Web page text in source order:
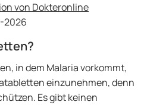
von Dokteronline
2026
in dem Malaria vorkommt,
einzunehmen, denn
Es gibt keinen